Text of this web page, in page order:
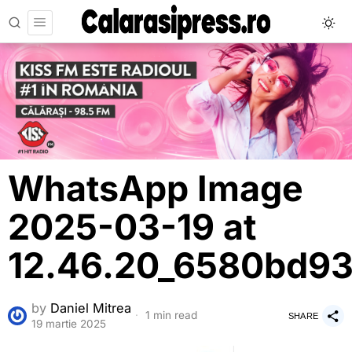
WhatsApp Image
2025-03-19 at
by Daniel Mitrea
19 martie 2025
1 min read SHARE